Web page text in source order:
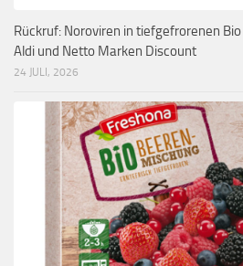
Rückruf: Noroviren in tiefgefrorenen
Aldi und Netto Marken Discount
24 JULI, 2026